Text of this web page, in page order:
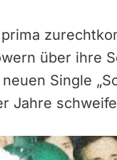
über ihre
Single
Jahre